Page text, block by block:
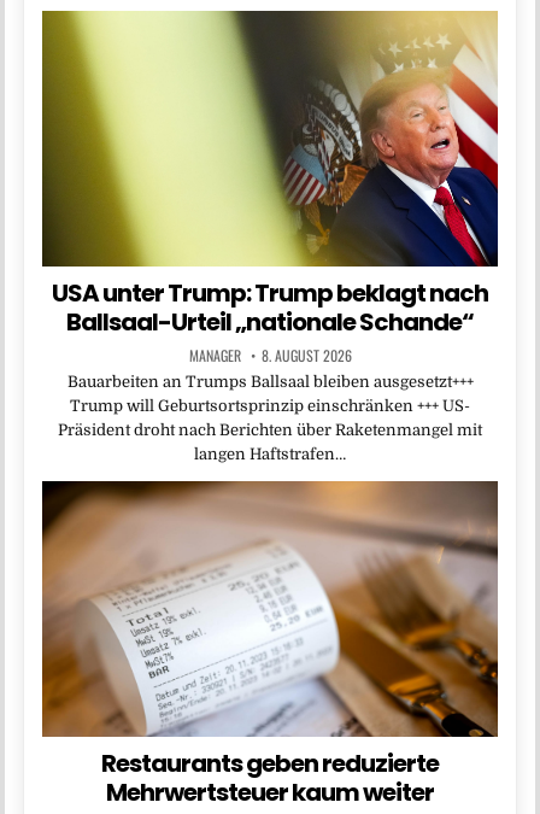
USA unter Trump: Trump beklagt nach
Ballsaal-Urteil „nationale Schande“
MANAGER 8. AUGUST 2026
Bauarbeiten an Trumps Ballsaal bleiben ausgesetzt+++
Trump will Geburtsortsprinzip einschränken +++ US-
Präsident droht nach Berichten über Raketenmangel mit
langen Haftstrafen…
Restaurants geben reduzierte
Mehrwertsteuer kaum weiter